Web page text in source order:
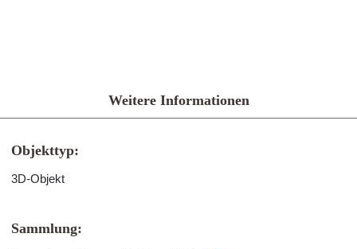
Weitere Informationen
Objekttyp:
3D-Objekt
Sammlung: